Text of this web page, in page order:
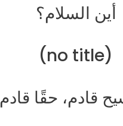
أين السلام؟
(no title)
قادم، حقًا قادم